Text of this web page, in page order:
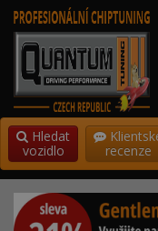
Hledat
vozidlo
recenze